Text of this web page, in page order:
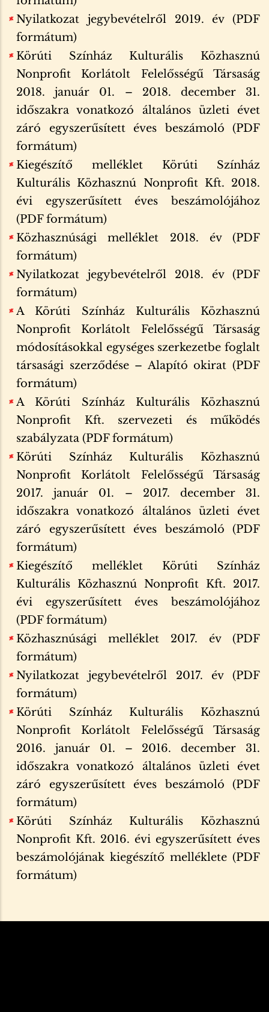
Nyilatkozat jegybevételről 2019. év (PDF
formátum)
Körúti Színház Kulturális Közhasznú
Nonprofit Korlátolt Felelősségű Társaság
2018. január 01. – 2018. december 31.
időszakra vonatkozó általános üzleti évet
záró egyszerűsített éves beszámoló (PDF
formátum)
Kiegészítő melléklet Körúti Színház
Kulturális Közhasznú Nonprofit Kft. 2018.
évi egyszerűsített éves beszámolójához
(PDF formátum)
Közhasznúsági melléklet 2018. év (PDF
formátum)
Nyilatkozat jegybevételről 2018. év (PDF
formátum)
A Körúti Színház Kulturális Közhasznú
Nonprofit Korlátolt Felelősségű Társaság
módosításokkal egységes szerkezetbe foglalt
társasági szerződése – Alapító okirat (PDF
formátum)
A Körúti Színház Kulturális Közhasznú
Nonprofit Kft. szervezeti és működés
szabályzata (PDF formátum)
Körúti Színház Kulturális Közhasznú
Nonprofit Korlátolt Felelősségű Társaság
2017. január 01. – 2017. december 31.
időszakra vonatkozó általános üzleti évet
záró egyszerűsített éves beszámoló (PDF
formátum)
Kiegészítő melléklet Körúti Színház
Kulturális Közhasznú Nonprofit Kft. 2017.
évi egyszerűsített éves beszámolójához
(PDF formátum)
Közhasznúsági melléklet 2017. év (PDF
formátum)
Nyilatkozat jegybevételről 2017. év (PDF
formátum)
Körúti Színház Kulturális Közhasznú
Nonprofit Korlátolt Felelősségű Társaság
2016. január 01. – 2016. december 31.
időszakra vonatkozó általános üzleti évet
záró egyszerűsített éves beszámoló (PDF
formátum)
Körúti Színház Kulturális Közhasznú
Nonprofit Kft. 2016. évi egyszerűsített éves
beszámolójának kiegészítő melléklete (PDF
formátum)